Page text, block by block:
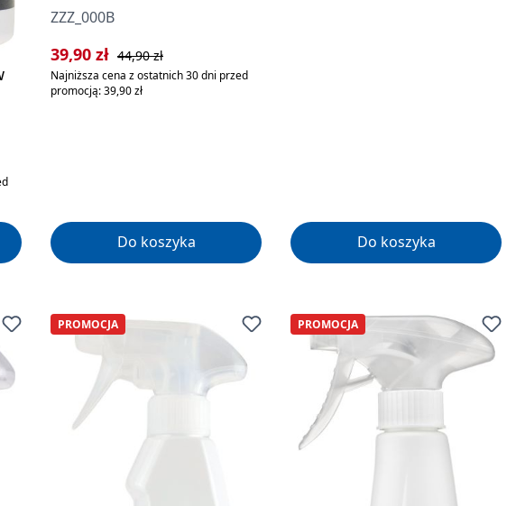
ZZZ_000B
Cena sprzedaży:
39,90 zł Cena regularna:
44,90 zł
Najniższa cena z ostatnich 30 dni przed
promocją: 39,90 zł
Do koszyka Do koszyka
PROMOCJA PROMOCJA